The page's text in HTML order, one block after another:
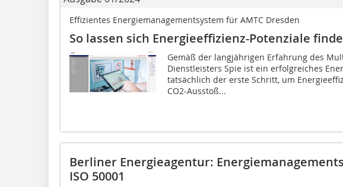
Effizientes Energiemanagementsystem für AMTC Dresden
So lassen sich Energieeffizienz-Potenziale
Gemäß der langjährigen Erfahrung des
Dienstleisters Spie ist ein erfolgreiches
tatsächlich der erste Schritt, um
CO2-Ausstoß...
Berliner Energieagentur:
ISO 50001